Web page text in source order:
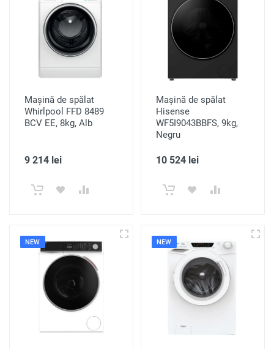
Mașină de spălat
Whirlpool FFD 8489
BCV EE, 8kg, Alb
9 214 lei
Mașină de spălat
Hisense
WF5I9043BBFS, 9kg,
Negru
10 524 lei
NEW NEW